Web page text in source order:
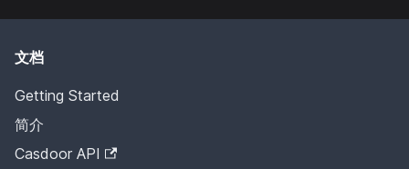
文档
Getting Started
简介
Casdoor API